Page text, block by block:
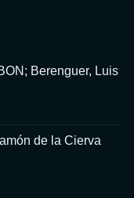
Berenguer, Luis
de la Cierva